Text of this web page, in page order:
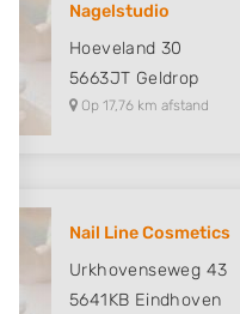
Nagelstudio
Hoeveland 30
5663JT Geldrop
Op 17,76 km afstand
Nail Line Cosmetics
Urkhovenseweg 43
5641KB Eindhoven